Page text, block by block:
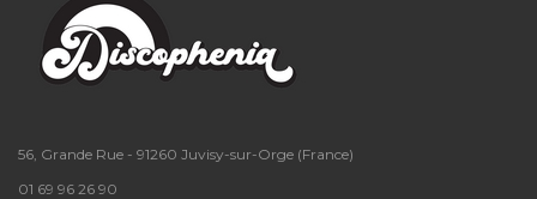
56, Grande Rue - 91260 Juvisy-sur-Orge (France)
01 69 96 26 90